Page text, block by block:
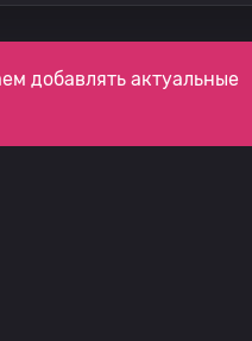
добавлять актуальные